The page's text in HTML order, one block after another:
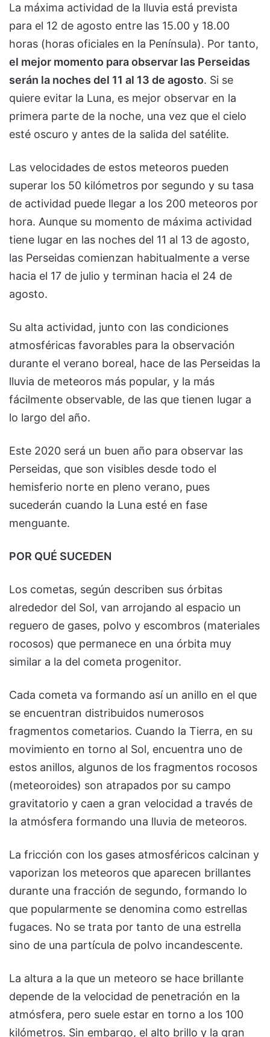
La máxima actividad de la lluvia está prevista
para el 12 de agosto entre las 15.00 y 18.00
horas (horas oficiales en la Península). Por tanto,
el mejor momento para observar las Perseidas
serán la noches del 11 al 13 de agosto. Si se
quiere evitar la Luna, es mejor observar en la
primera parte de la noche, una vez que el cielo
esté oscuro y antes de la salida del satélite.
Las velocidades de estos meteoros pueden
superar los 50 kilómetros por segundo y su tasa
de actividad puede llegar a los 200 meteoros por
hora. Aunque su momento de máxima actividad
tiene lugar en las noches del 11 al 13 de agosto,
las Perseidas comienzan habitualmente a verse
hacia el 17 de julio y terminan hacia el 24 de
agosto.
Su alta actividad, junto con las condiciones
atmosféricas favorables para la observación
durante el verano boreal, hace de las Perseidas la
lluvia de meteoros más popular, y la más
fácilmente observable, de las que tienen lugar a
lo largo del año.
Este 2020 será un buen año para observar las
Perseidas, que son visibles desde todo el
hemisferio norte en pleno verano, pues
sucederán cuando la Luna esté en fase
menguante.
POR QUÉ SUCEDEN
Los cometas, según describen sus órbitas
alrededor del Sol, van arrojando al espacio un
reguero de gases, polvo y escombros (materiales
rocosos) que permanece en una órbita muy
similar a la del cometa progenitor.
Cada cometa va formando así un anillo en el que
se encuentran distribuidos numerosos
fragmentos cometarios. Cuando la Tierra, en su
movimiento en torno al Sol, encuentra uno de
estos anillos, algunos de los fragmentos rocosos
(meteoroides) son atrapados por su campo
gravitatorio y caen a gran velocidad a través de
la atmósfera formando una lluvia de meteoros.
La fricción con los gases atmosféricos calcinan y
vaporizan los meteoros que aparecen brillantes
durante una fracción de segundo, formando lo
que popularmente se denomina como estrellas
fugaces. No se trata por tanto de una estrella
sino de una partícula de polvo incandescente.
La altura a la que un meteoro se hace brillante
depende de la velocidad de penetración en la
atmósfera, pero suele estar en torno a los 100
kilómetros. Sin embargo, el alto brillo y la gran